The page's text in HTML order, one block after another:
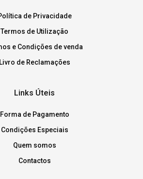
de Privacidade
Termos de Utilização
e Condições de venda
Livro de Reclamações
Links Úteis
Forma de Pagamento
Condições Especiais
Quem somos
Contactos